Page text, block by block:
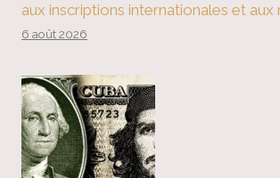
aux inscriptions internationales et aux
6 août 2026